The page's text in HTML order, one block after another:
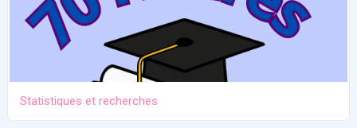
Statistiques et recherches